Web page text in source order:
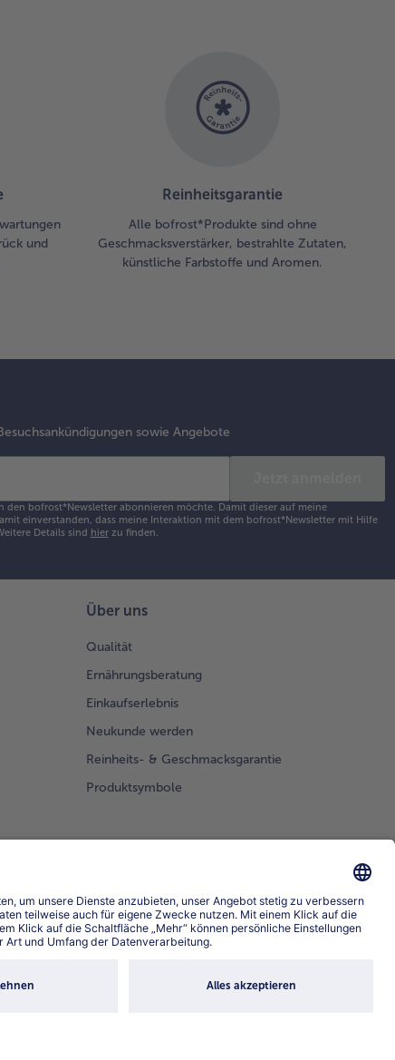
und
Reinheitsgarantie
Alle bofrost*Produkte sind ohne
Geschmacksverstärker, bestrahlte Zutaten,
künstliche Farbstoffe und Aromen.
sowie Angebote
bofrost*Newsletter abonnieren möchte. Damit dieser auf meine
einverstanden, dass meine Interaktion mit dem bofrost*Newsletter mit Hilfe
Details sind hierzu finden.
Über uns
Qualität
Ernährungsberatung
Einkaufserlebnis
Neukunde werden
Reinheits- & Geschmacksgarantie
Produktsymbole